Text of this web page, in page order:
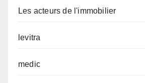
Les acteurs de l'immobilier
levitra
medic